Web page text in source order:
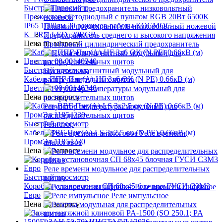
Плавкий предохранитель низковольтный ножевой
Предохранитель среднего и высокого напряжения
Пробковый цилиндрический предохранитель
Пускатель магнитный модульный для
распределительных щитов
Регулятор температуры модульный для
распределительных щитов
Резистор
Реле времени
аналоговое
Реле времени модульное для распределительных
щитов
Реле времени цифровое
Реле импульсное
Быстрый просмотр
Прожектор светодиодный с пультом RGB 20Вт 6500К
IP65 1600лм 20 режимов работы КОСМОС
K_PR5_LED_20RGB
Цена по запросу
Быстрый просмотр
Кабель ППГ-Пнг(А)-HF 3х6 ОК (N PE) 0.66кВ (м)
Цветлит 00-00140340
Цена по запросу
Быстрый просмотр
Кабель ВВГ-Пнг(А)-LS 3х2.5 ок (N PE) 0.66кВ (м)
ПромЭл 11854230
Цена по запросу
Быстрый просмотр
Коробка установочная СП 68х45 блочная ГУСИ С3М3
Евро
Цена по запросу